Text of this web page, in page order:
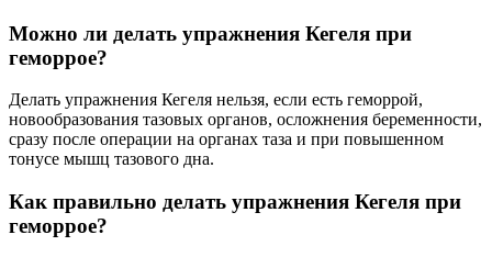
Можно ли делать упражнения Кегеля при
геморрое?
Делать упражнения Кегеля нельзя, если есть геморрой,
новообразования тазовых органов, осложнения беременности,
сразу после операции на органах таза и при повышенном
тонусе мышц тазового дна.
Как правильно делать упражнения Кегеля при
геморрое?